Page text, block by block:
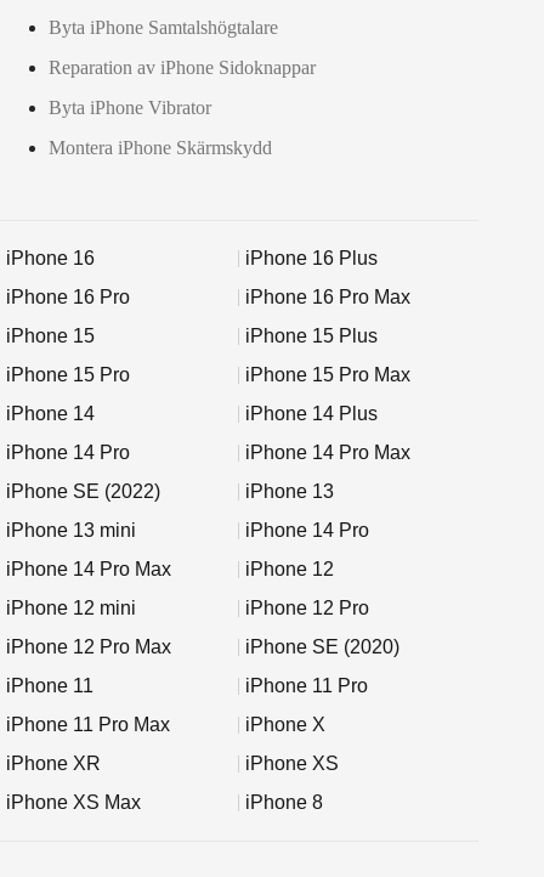
Byta iPhone Samtalshögtalare
Reparation av iPhone Sidoknappar
Byta iPhone Vibrator
Montera iPhone Skärmskydd
iPhone 16
iPhone 16 Plus
iPhone 16 Pro
iPhone 16 Pro Max
iPhone 15
iPhone 15 Plus
iPhone 15 Pro
iPhone 15 Pro Max
iPhone 14
iPhone 14 Plus
iPhone 14 Pro
iPhone 14 Pro Max
iPhone SE (2022)
iPhone 13
iPhone 13 mini
iPhone 14 Pro
iPhone 14 Pro Max
iPhone 12
iPhone 12 mini
iPhone 12 Pro
iPhone 12 Pro Max
iPhone SE (2020)
iPhone 11
iPhone 11 Pro
iPhone 11 Pro Max
iPhone X
iPhone XR
iPhone XS
iPhone XS Max
iPhone 8